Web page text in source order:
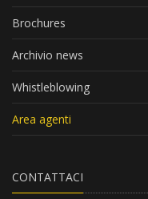
Brochures
Archivio news
Whistleblowing
Area agenti
CONTATTACI